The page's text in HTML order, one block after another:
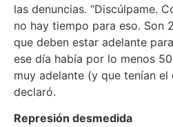
las denuncias. “Discúlpame.
no hay tiempo para eso. Son
que deben estar adelante
ese día había por lo menos
muy adelante (y que tenían el
declaró.
Represión desmedida